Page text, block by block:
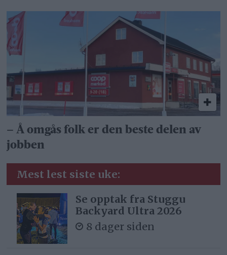
– Å omgås folk er den beste delen av
jobben
Mest lest siste uke:
Se opptak fra Stuggu
Backyard Ultra 2026
8 dager siden